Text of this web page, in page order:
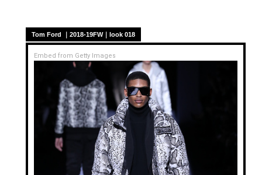
Tom Ford ｜2018-19FW｜look 018
Embed from Getty Images